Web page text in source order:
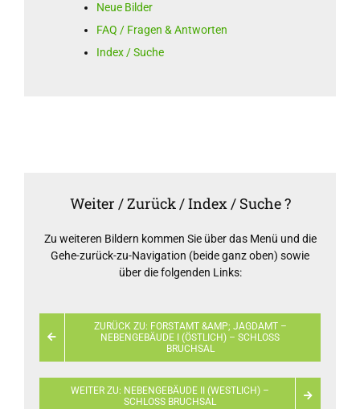
Neue Bilder
FAQ / Fragen & Antworten
Index / Suche
Weiter / Zurück / Index / Suche ?
Zu weiteren Bildern kommen Sie über das Menü und die
Gehe-zurück-zu-Navigation (beide ganz oben) sowie
über die folgenden Links:
ZURÜCK ZU: FORSTAMT &AMP; JAGDAMT –
NEBENGEBÄUDE I (ÖSTLICH) – SCHLOSS
BRUCHSAL
WEITER ZU: NEBENGEBÄUDE II (WESTLICH) –
SCHLOSS BRUCHSAL